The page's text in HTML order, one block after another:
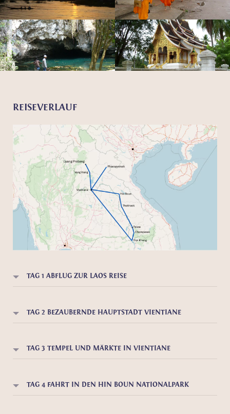
REISEVERLAUF
TAG 1 ABFLUG ZUR LAOS REISE
TAG 2 BEZAUBERNDE HAUPTSTADT VIENTIANE
TAG 3 TEMPEL UND MÄRKTE IN VIENTIANE
TAG 4 FAHRT IN DEN HIN BOUN NATIONALPARK